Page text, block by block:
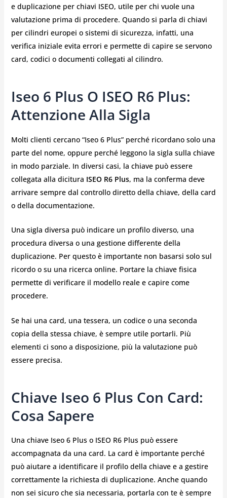
e duplicazione per chiavi ISEO, utile per chi vuole una
valutazione prima di procedere. Quando si parla di chiavi
per cilindri europei o sistemi di sicurezza, infatti, una
verifica iniziale evita errori e permette di capire se servono
card, codici o documenti collegati al cilindro.
Iseo 6 Plus O ISEO R6 Plus:
Attenzione Alla Sigla
Molti clienti cercano “Iseo 6 Plus” perché ricordano solo una
parte del nome, oppure perché leggono la sigla sulla chiave
in modo parziale. In diversi casi, la chiave può essere
collegata alla dicitura ISEO R6 Plus, ma la conferma deve
arrivare sempre dal controllo diretto della chiave, della card
o della documentazione.
Una sigla diversa può indicare un profilo diverso, una
procedura diversa o una gestione differente della
duplicazione. Per questo è importante non basarsi solo sul
ricordo o su una ricerca online. Portare la chiave fisica
permette di verificare il modello reale e capire come
procedere.
Se hai una card, una tessera, un codice o una seconda
copia della stessa chiave, è sempre utile portarli. Più
elementi ci sono a disposizione, più la valutazione può
essere precisa.
Chiave Iseo 6 Plus Con Card:
Cosa Sapere
Una chiave Iseo 6 Plus o ISEO R6 Plus può essere
accompagnata da una card. La card è importante perché
può aiutare a identificare il profilo della chiave e a gestire
correttamente la richiesta di duplicazione. Anche quando
non sei sicuro che sia necessaria, portarla con te è sempre